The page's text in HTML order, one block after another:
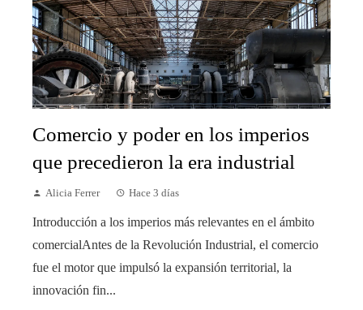
Comercio y poder en los imperios
que precedieron la era industrial
Alicia Ferrer Hace 3 días
Introducción a los imperios más relevantes en el ámbito
comercialAntes de la Revolución Industrial, el comercio
fue el motor que impulsó la expansión territorial, la
innovación fin...